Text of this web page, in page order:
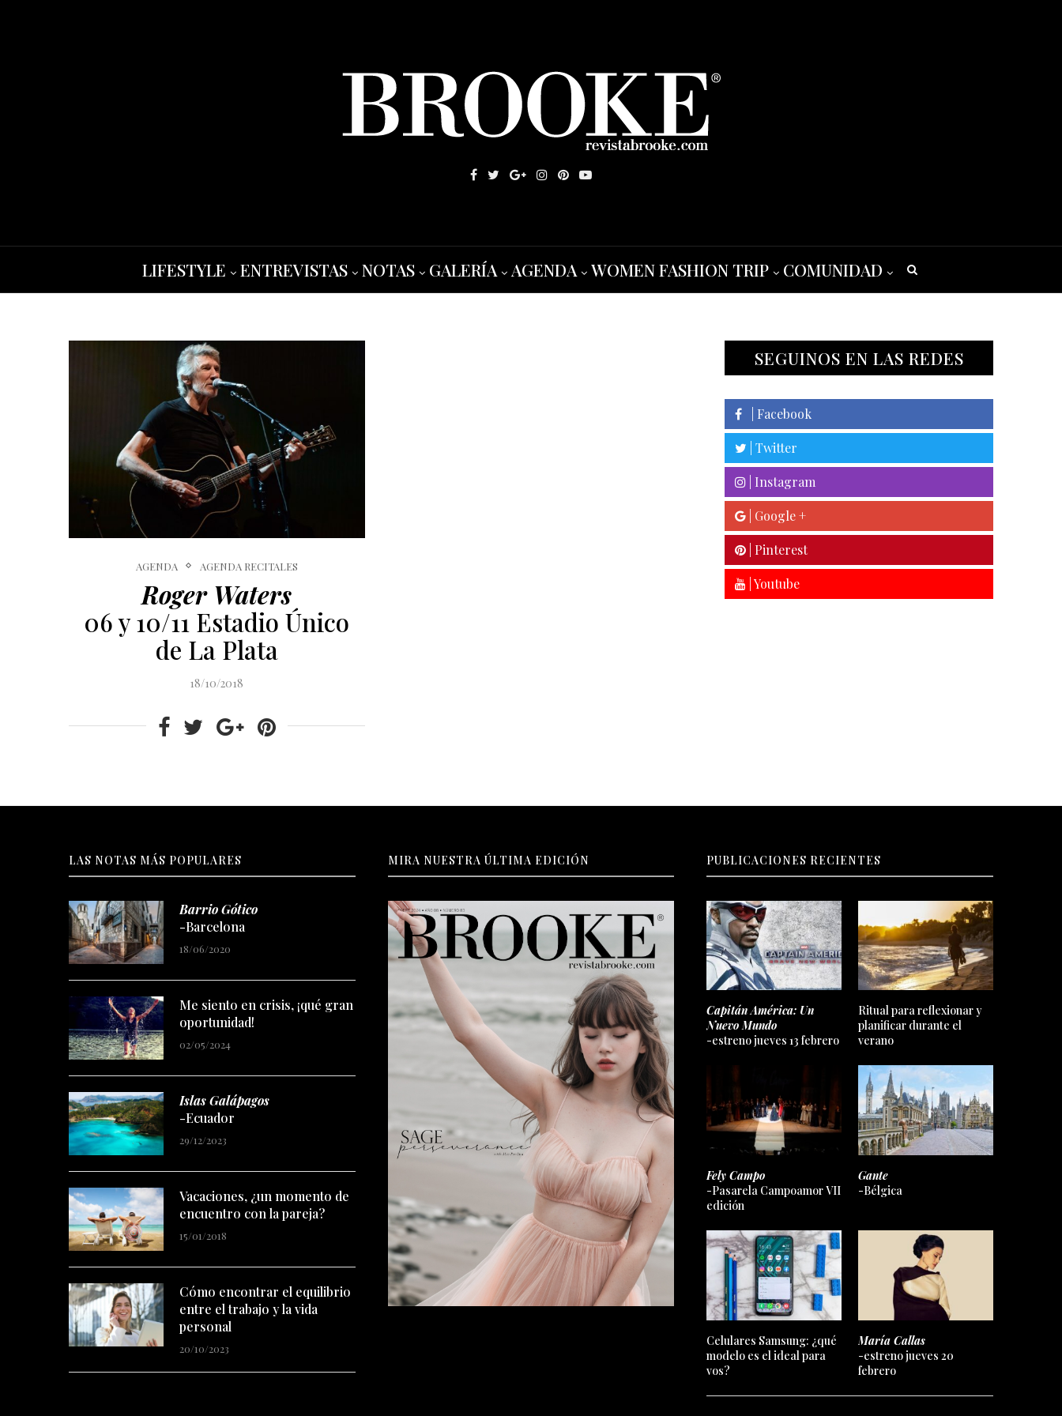
LIFESTYLE ENTREVISTAS NOTAS GALERÍA AGENDA WOMEN FASHION TRIP COMUNIDAD
AGENDA AGENDA RECITALES
Roger Waters
06 y 10/11 Estadio Único
de La Plata
18/10/2018
SEGUINOS EN LAS REDES
| Facebook
| Twitter
| Instagram
| Google +
| Pinterest
| Youtube
LAS NOTAS MÁS POPULARES
Barrio Gótico
-Barcelona
18/06/2020
Me siento en crisis, ¡qué gran
oportunidad!
02/05/2024
Islas Galápagos
-Ecuador
29/12/2023
Vacaciones, ¿un momento de
encuentro con la pareja?
15/01/2018
Cómo encontrar el equilibrio
entre el trabajo y la vida
personal
20/10/2023
MIRA NUESTRA ÚLTIMA EDICIÓN PUBLICACIONES RECIENTES
Capitán América: Un
Nuevo Mundo
-estreno jueves 13 febrero
Ritual para reflexionar y
planificar durante el
verano
Fely Campo
-Pasarela Campoamor VII
edición
Gante
-Bélgica
Celulares Samsung: ¿qué
modelo es el ideal para
vos?
María Callas
-estreno jueves 20
febrero